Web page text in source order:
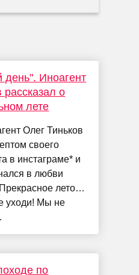
день". Иноагент
рассказал о
лете
Олег Тиньков
своего
в инстаграме* и
в любви
лето…
уходи! Мы не
по